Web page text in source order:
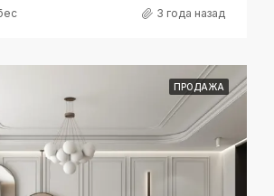
3 года назад
ПРОДАЖА